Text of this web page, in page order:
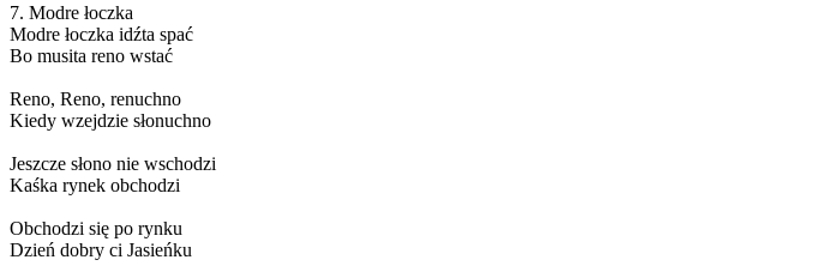
7. Modre łoczka
Modre łoczka idźta spać
Bo musita reno wstać
Reno, Reno, renuchno
Kiedy wzejdzie słonuchno
Jeszcze słono nie wschodzi
Kaśka rynek obchodzi
Obchodzi się po rynku
Dzień dobry ci Jasieńku